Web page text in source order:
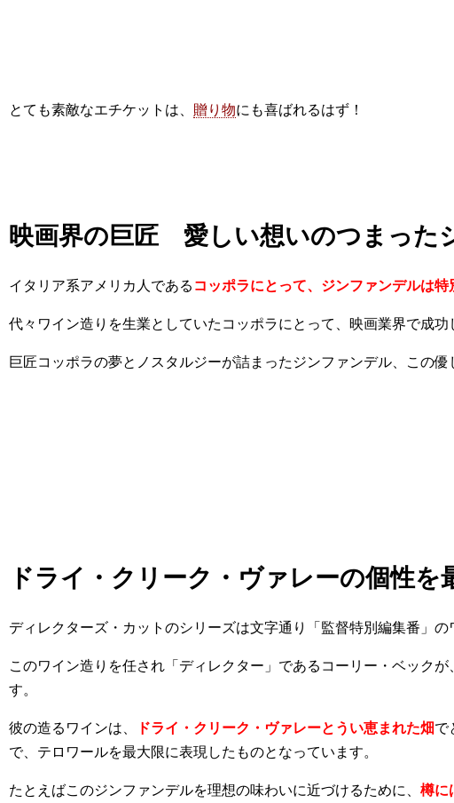
とても素敵なエチケットは、 贈り物にも喜ばれるはず！
映画界の巨匠 愛しい想いのつまった
イタリア系アメリカ人である コッポラにとって、ジンファンデルは
代々ワイン造りを生業としていたコッポラにとって、映画業界で成
巨匠コッポラの夢とノスタルジーが詰まったジンファンデル、この
ドライ・クリーク・ヴァレーの個性
ディレクターズ・カットのシリーズは文字通り「監督特別編集番」の
このワイン造りを任され「ディレクター」であるコーリー・ベック
す。
彼の造るワインは、 ドライ・クリーク・ヴァレーとうい恵まれた畑で
で、テロワールを最大限に表現したものとなっています。
たとえばこのジンファンデルを理想の味わいに近づけるために、 樽に